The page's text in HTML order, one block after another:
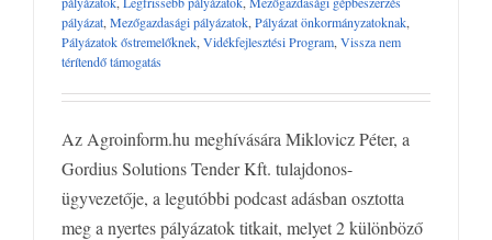
pályázatok Mezőgazdasági gépbeszerzés pályázat Mezőgazdasági
pályázatok Pályázat önkormányzatoknak Pályázatok őstremelőknek
Vidékfejlesztési Program
pályázat Mezőgazdasági pályázatok Pályázat önkormányzatoknak
Pályázatok őstremelőknek Vidékfejlesztési Program Vissza nem
térítendő támogatás
Az Agroinform.hu meghívására Miklovicz Péter, a
Gordius Solutions Tender Kft. tulajdonos-
ügyvezetője, a legutóbbi podcast adásban osztotta
meg a nyertes pályázatok titkait, melyet 2 különböző